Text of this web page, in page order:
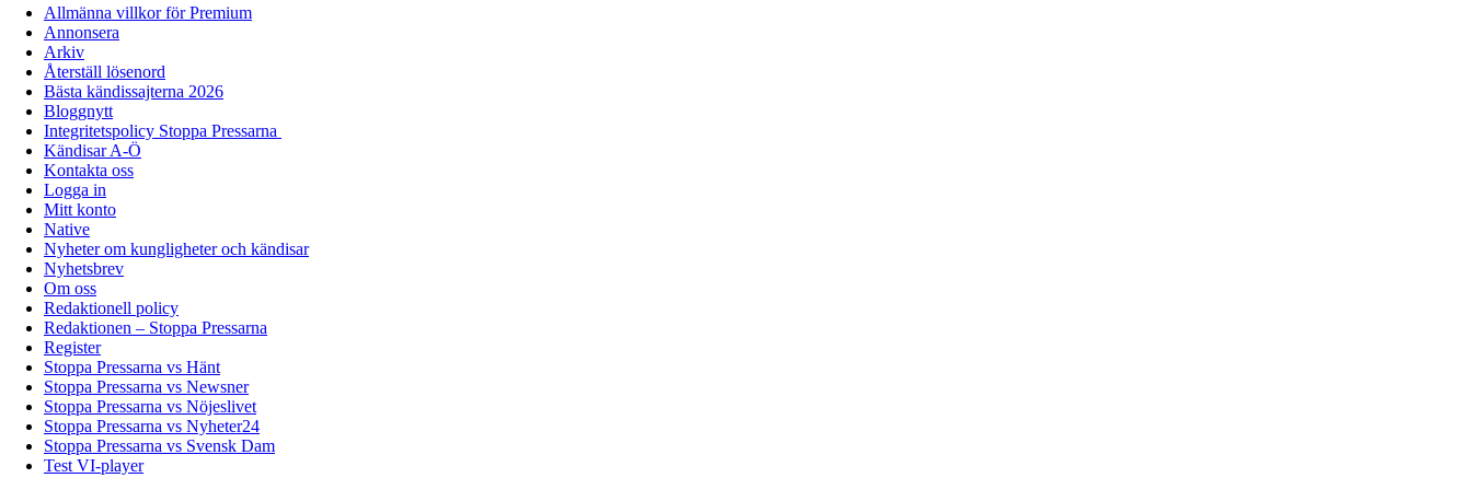
Allmänna villkor för Premium
Annonsera
Arkiv
Återställ lösenord
Bästa kändissajterna 2026
Bloggnytt
Integritetspolicy Stoppa Pressarna
Kändisar A-Ö
Kontakta oss
Logga in
Mitt konto
Native
Nyheter om kungligheter och kändisar
Nyhetsbrev
Om oss
Redaktionell policy
Redaktionen – Stoppa Pressarna
Register
Stoppa Pressarna vs Hänt
Stoppa Pressarna vs Newsner
Stoppa Pressarna vs Nöjeslivet
Stoppa Pressarna vs Nyheter24
Stoppa Pressarna vs Svensk Dam
Test VI-player